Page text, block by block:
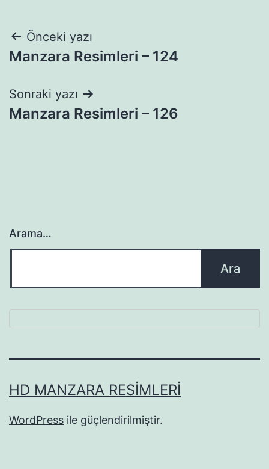
Yazı
gezinmesi
Önceki yazı
Manzara Resimleri – 124
Sonraki yazı
Manzara Resimleri – 126
Arama…
HD MANZARA RESIMLERI
WordPress ile güçlendirilmiştir.